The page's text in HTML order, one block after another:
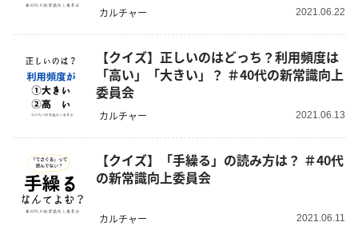
カルチャー 2021.06.22
【クイズ】正しいのはどっち？利用頻度は
「高い」「大きい」？ ＃40代の新常識向上
委員会
カルチャー 2021.06.13
【クイズ】「手繰る」の読み方は？ ＃40代
の新常識向上委員会
カルチャー 2021.06.11